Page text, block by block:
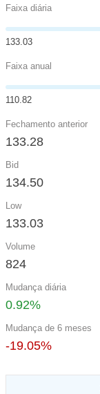
Faixa diária
133.03
Faixa anual
110.82
Fechamento anterior
133.28
Bid
134.50
Low
133.03
Volume
824
Mudança diária
0.92%
Mudança de 6 meses
-19.05%